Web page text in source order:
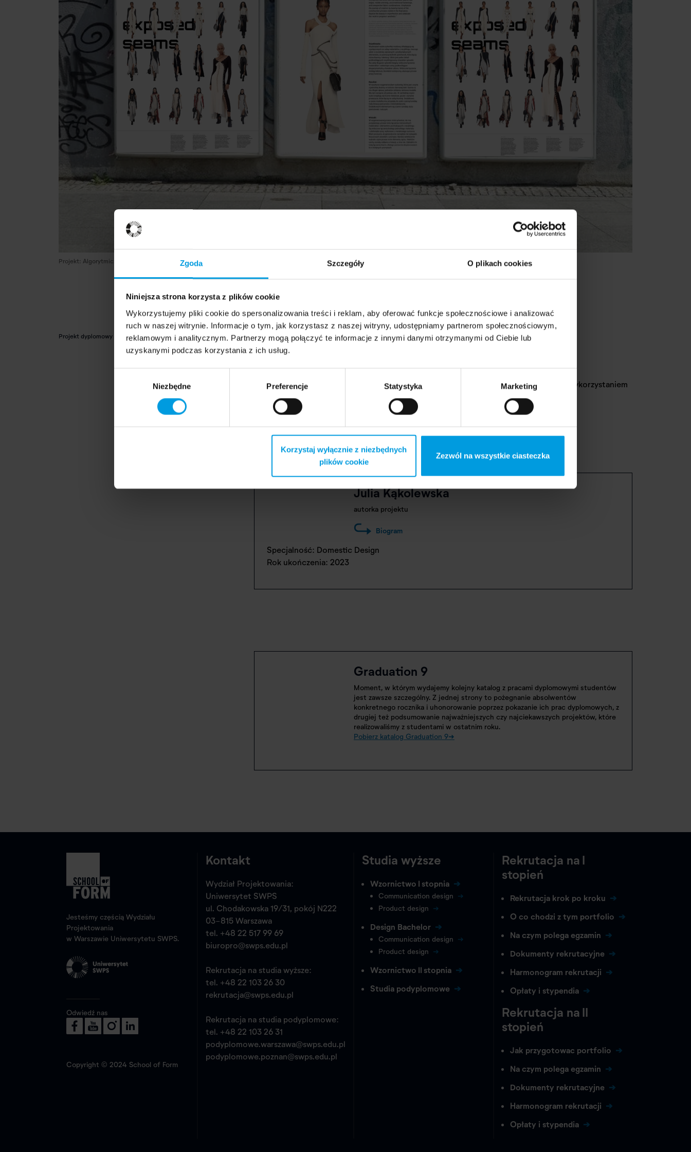
Zgoda Szczegóły O plikach cookies
Niniejsza strona korzysta z plików cookie
Wykorzystujemy pliki cookie do spersonalizowania treści i reklam, aby oferować funkcje społecznościowe i analizować
ruch w naszej witrynie. Informacje o tym, jak korzystasz z naszej witryny, udostępniamy partnerom społecznościowym,
reklamowym i analitycznym. Partnerzy mogą połączyć te informacje z innymi danymi otrzymanymi od Ciebie lub
uzyskanymi podczas korzystania z ich usług.
Niezbędne Preferencje Statystyka Marketing
Korzystaj wyłącznie z niezbędnych
plików cookie
Zezwól na wszystkie ciasteczka
Projekt: Algorytmiczne szwy: projektowanie mody z narzędziami AI | Projektantka: Julia Kąkolewska | Fot. School of Form
Projekt dyplomowy
Algorytmiczne szwy: projektowanie mody z
narzędziami AI
Publikacja, plakaty i manifest zawierające zestawy cyfrowych sylwetek stworzonych wykorzystaniem
generatywnych narzędzi AI.
Julia Kąkolewska
autorka projektu
Biogram
Specjalność: Domestic Design
Rok ukończenia: 2023
Graduation 9
Moment, w którym wydajemy kolejny katalog z pracami dyplomowymi studentów
jest zawsze szczególny. Z jednej strony to pożegnanie absolwentów
konkretnego rocznika i uhonorowanie poprzez pokazanie ich prac dyplomowych, z
drugiej też podsumowanie najważniejszych czy najciekawszych projektów, które
realizowaliśmy z studentami w ostatnim roku.
Pobierz katalog Graduation 9➜
Jesteśmy częścią Wydziału
Projektowania
w Warszawie Uniwersytetu SWPS.
Odwiedź nas
Copyright © 2024 School of Form
Kontakt
Wydział Projektowania:
Uniwersytet SWPS
ul. Chodakowska 19/31, pokój N222
03-815 Warszawa
tel. +48 22 517 99 69
biuropro@swps.edu.pl
Rekrutacja na studia wyższe:
tel. +48 22 103 26 30
rekrutacja@swps.edu.pl
Rekrutacja na studia podyplomowe:
tel. +48 22 103 26 31
podyplomowe.warszawa@swps.edu.pl
podyplomowe.poznan@swps.edu.pl
Studia wyższe
Wzornictwo I stopnia
Communication design
Product design
Design Bachelor
Communication design
Product design
Wzornictwo II stopnia
Studia podyplomowe
Rekrutacja na I
stopień
Rekrutacja krok po kroku
O co chodzi z tym portfolio
Na czym polega egzamin
Dokumenty rekrutacyjne
Harmonogram rekrutacji
Opłaty i stypendia
Rekrutacja na II
stopień
Jak przygotowac portfolio
Na czym polega egzamin
Dokumenty rekrutacyjne
Harmonogram rekrutacji
Opłaty i stypendia